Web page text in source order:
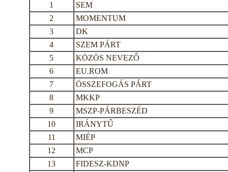
1
SEM
2
MOMENTUM
3
DK
4
SZEM PÁRT
5
KÖZÖS NEVEZŐ
6
EU.ROM
7
ÖSSZEFOGÁS PÁRT
8
MKKP
9
MSZP-PÁRBESZÉD
10
IRÁNYTŰ
11
MIÉP
12
MCP
13
FIDESZ-KDNP